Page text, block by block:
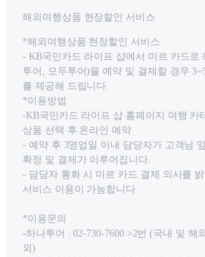
해외여행상품 현장할인 서비스
*해외여행상품 현장할인 서비스
- KB국민카드 라이프 샵에서 미르 카드로
투어, 모두투어)을 예약 및 결제할 경우
를 제공해 드립니다.
*이용방법
-KB국민카드 라이프 샵 홈페이지 여행 카
상품 선택 후 온라인 예약
- 예약 후 3영업일 이내 담당자가 고객님
확정 및 결제가 이루어집니다.
- 담당자 통화 시 미르 카드 결제 의사를
서비스 이용이 가능합니다.
*이용문의
-하나투어 : 02-730-7600 >2번 (국내 및 해
외)